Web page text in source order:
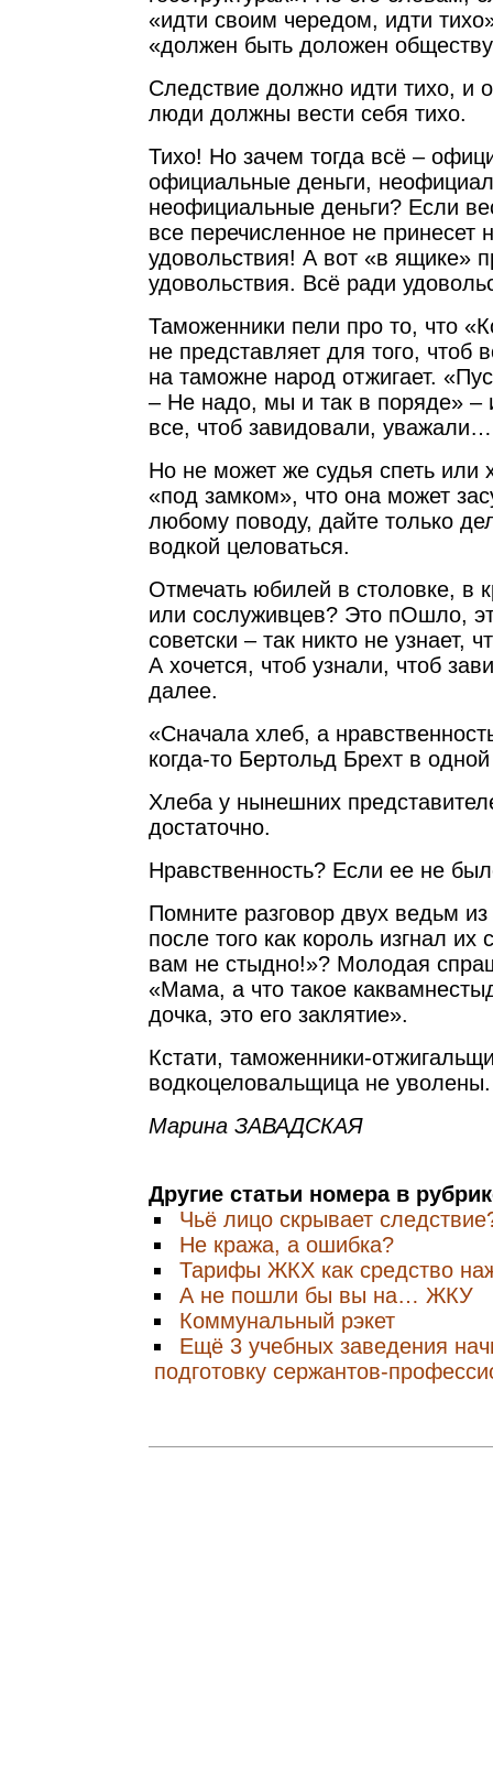
«идти своим чередом, идти
«должен быть доложен
Следствие должно идти тихо, и
люди должны вести себя тихо.
Тихо! Но зачем тогда всё –
официальные деньги,
неофициальные деньги? Если
все перечисленное не принесет
удовольствия! А вот «в ящике»
удовольствия. Всё ради
Таможенники пели про то, что
не представляет для того, чтоб
на таможне народ отжигает.
– Не надо, мы и так в поряде» –
все, чтоб завидовали,
Но не может же судья спеть или
«под замком», что она может
любому поводу, дайте только
водкой целоваться.
Отмечать юбилей в столовке, в
или сослуживцев? Это пОшло,
советски – так никто не узнает,
А хочется, чтоб узнали, чтоб
далее.
«Сначала хлеб, а
когда-то Бертольд Брехт в
Хлеба у нынешних
достаточно.
Нравственность? Если ее не
Помните разговор двух ведьм из
после того как король изгнал
вам не стыдно!»? Молодая
«Мама, а что такое
дочка, это его заклятие».
Кстати, таможенники-
водкоцеловальщица не уволены.
Марина ЗАВАДСКАЯ
Другие статьи номера в
Чьё лицо скрывает
Не кража, а ошибка?
Тарифы ЖКХ как средство
А не пошли бы вы на… ЖКУ
Коммунальный рэкет
Ещё 3 учебных заведения
подготовку сержантов-